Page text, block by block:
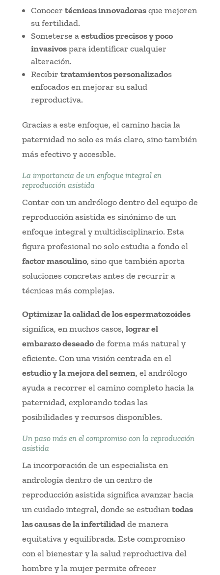
Conocer técnicas innovadorasque mejoren
su fertilidad.
Someterse aestudios precisos y poco
invasivospara identificar cualquier
alteración.
Recibir tratamientos personalizados
enfocados en mejorar su salud
reproductiva.
Gracias a este enfoque, el camino hacia la
paternidad no solo es más claro, sino también
más efectivo y accesible.
La importancia de un enfoque integral en
reproducción asistida
Contar con un andrólogo dentro del equipo de
reproducción asistida es sinónimo de un
enfoque integral y multidisciplinario. Esta
figura profesional no solo estudia a fondo el
factor masculino, sino que también aporta
soluciones concretas antes de recurrir a
técnicas más complejas.
Optimizar la calidad de los espermatozoides
significa, en muchos casos, lograr el
embarazo deseadode forma más natural y
eficiente. Con una visión centrada en el
estudio y la mejora del semen, el andrólogo
ayuda a recorrer el camino completo hacia la
paternidad, explorando todas las
posibilidades y recursos disponibles.
Un paso más en el compromiso con la reproducción
asistida
La incorporación de un especialista en
andrología dentro de un centro de
reproducción asistida significa avanzar hacia
un cuidado integral, donde se estudiantodas
las causas de la infertilidadde manera
equitativa y equilibrada. Este compromiso
con el bienestar y la salud reproductiva del
hombre y la mujer permite ofrecer